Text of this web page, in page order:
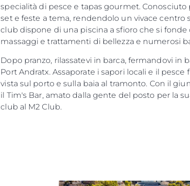
specialità di pesce e tapas gourmet. Conosciuto
set e feste a tema, rendendolo un vivace centro
club dispone di una piscina a sfioro che si
massaggi e trattamenti di bellezza e numerosi
Dopo pranzo, rilassatevi in barca, fermandovi
Port Andratx. Assaporate i sapori locali e il
vista sul porto e sulla baia al tramonto. Con il
il Tim's Bar, amato dalla gente del posto per la
club al M2 Club.
Informazioni
Mappa Del Sito
Contatti